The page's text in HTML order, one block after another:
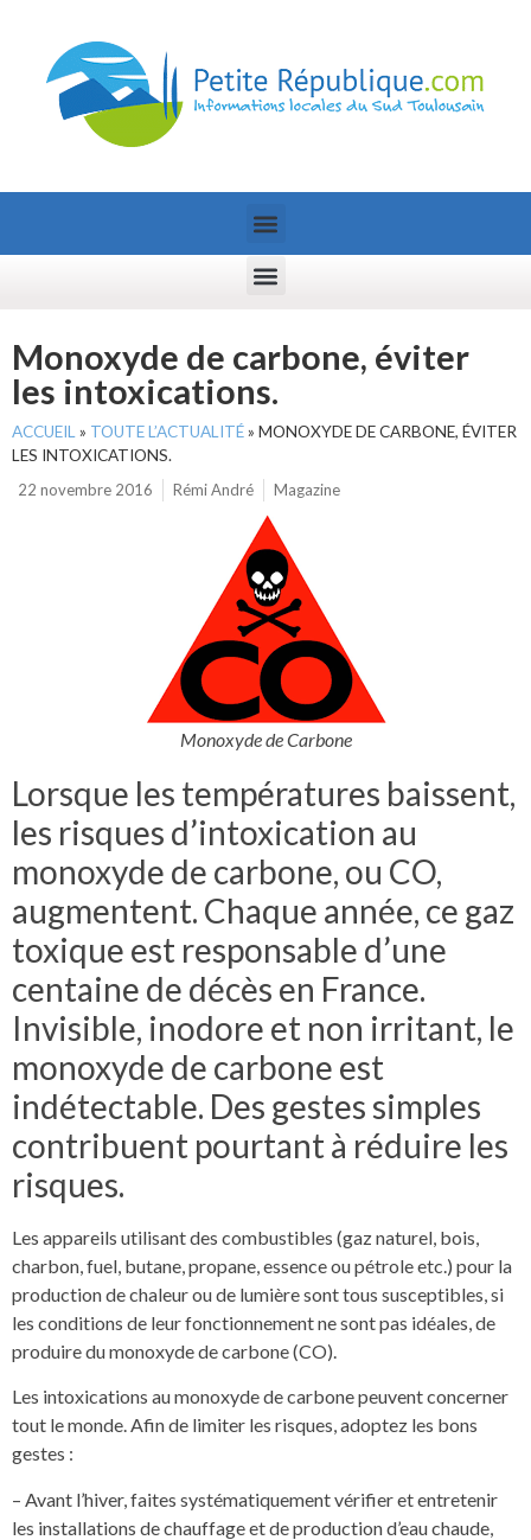
Monoxyde de carbone, éviter
les intoxications.
ACCUEIL » TOUTE L’ACTUALITÉ» MONOXYDE DE CARBONE, ÉVITER
LES INTOXICATIONS.
22 novembre 2016
Rémi André Magazine
Monoxyde de Carbone
Lorsque les températures baissent,
les risques d’intoxication au
monoxyde de carbone, ou CO,
augmentent. Chaque année, ce gaz
toxique est responsable d’une
centaine de décès en France.
Invisible, inodore et non irritant, le
monoxyde de carbone est
indétectable. Des gestes simples
contribuent pourtant à réduire les
risques.
Les appareils utilisant des combustibles (gaz naturel, bois,
charbon, fuel, butane, propane, essence ou pétrole etc.) pour la
production de chaleur ou de lumière sont tous susceptibles, si
les conditions de leur fonctionnement ne sont pas idéales, de
produire du monoxyde de carbone (CO).
Les intoxications au monoxyde de carbone peuvent concerner
tout le monde. Afin de limiter les risques, adoptez les bons
gestes :
– Avant l’hiver, faites systématiquement vérifier et entretenir
les installations de chauffage et de production d’eau chaude,